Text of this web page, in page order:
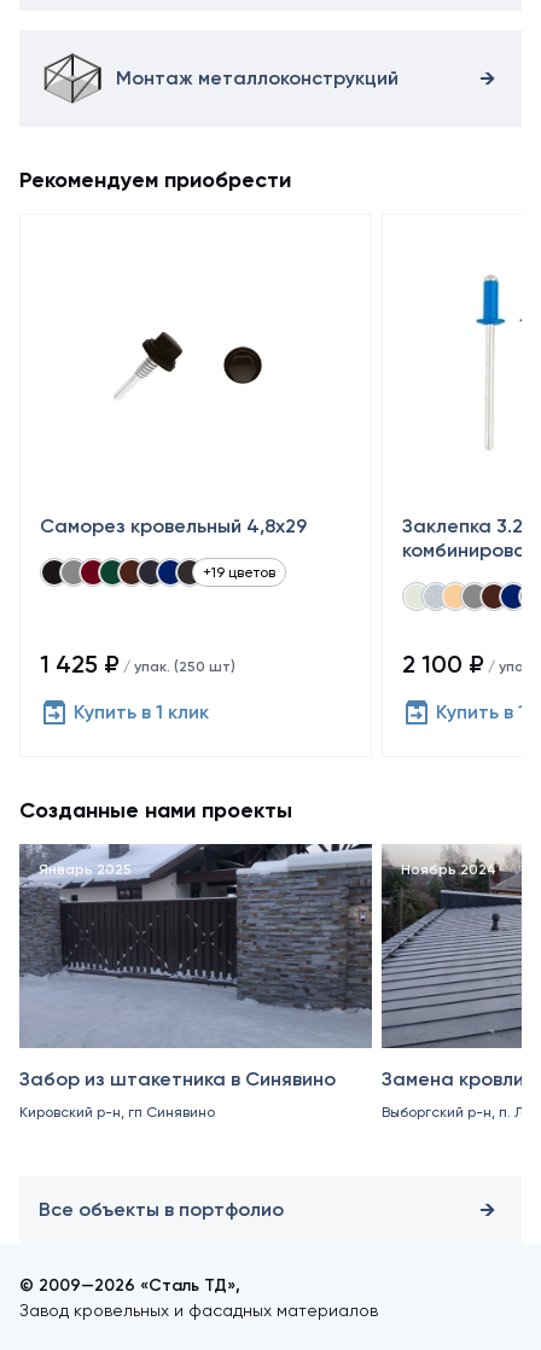
Монтаж металлоконструкций
Рекомендуем приобрести
Саморез кровельный 4,8x29
+19 цветов
1 425 ₽ / упак. (250 шт)
Купить в 1 клик
Заклепка
2 100 ₽ / упак.
Купить в 1
Созданные нами проекты
Январь 2025
Забор из штакетника в Синявино
Кировский р-н, гп Синявино
Ноябрь 2024
Замена кровли
Выборгский р-н, п.
Все объекты в портфолио
© 2009—2026 «Сталь ТД»,
Завод кровельных и фасадных материалов